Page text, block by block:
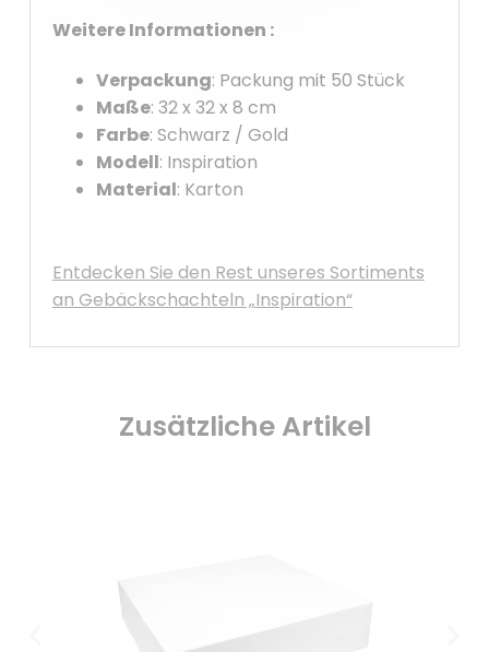
Weitere Informationen :
Verpackung: Packung mit 50 Stück
Maße: 32 x 32 x 8 cm
Farbe: Schwarz / Gold
Modell: Inspiration
Material: Karton
Entdecken Sie den Rest unseres Sortiments
an Gebäckschachteln „Inspiration“
Zusätzliche Artikel